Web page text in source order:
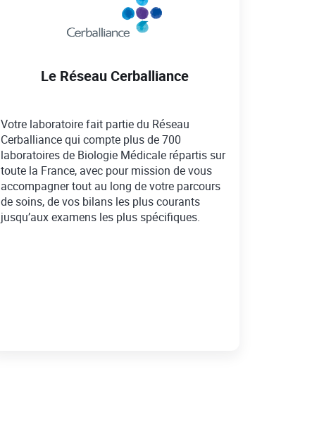
Le Réseau Cerballiance
Votre laboratoire fait partie du Réseau
Cerballiance qui compte plus de 700
laboratoires de Biologie Médicale répartis sur
toute la France, avec pour mission de vous
accompagner tout au long de votre parcours
de soins, de vos bilans les plus courants
jusqu’aux examens les plus spécifiques.